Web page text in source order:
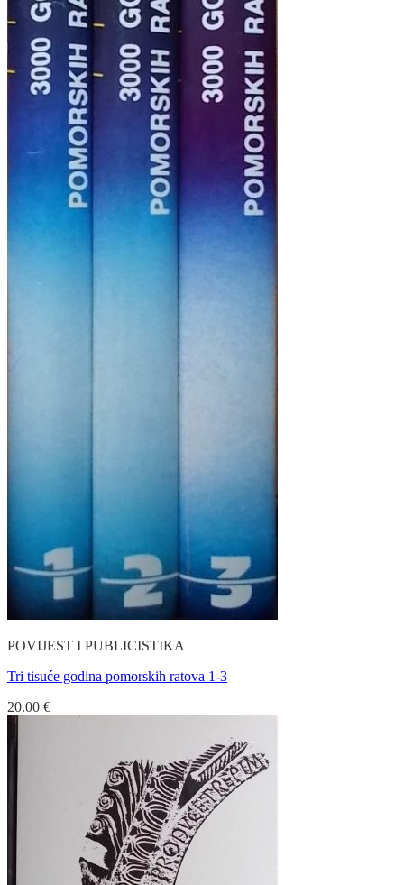
POVIJEST I PUBLICISTIKA
Tri tisuće godina pomorskih ratova 1-3
20.00 €